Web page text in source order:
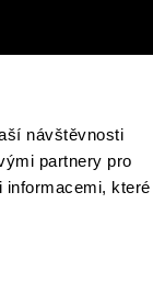
návštěvnosti
partnery pro
informacemi, které